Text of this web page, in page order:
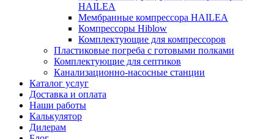
HAILEA
Мембранные компрессора HAILEA
Компрессоры Hiblow
Комплектующие для компрессоров
Пластиковые погреба с готовыми полками
Комплектующие для септиков
Канализационно-насосные станции
Каталог услуг
Доставка и оплата
Наши работы
Калькулятор
Дилерам